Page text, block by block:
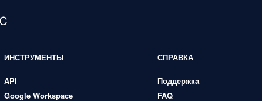
ИНСТРУМЕНТЫ
API
Google Workspace
СПРАВКА
Поддержка
FAQ